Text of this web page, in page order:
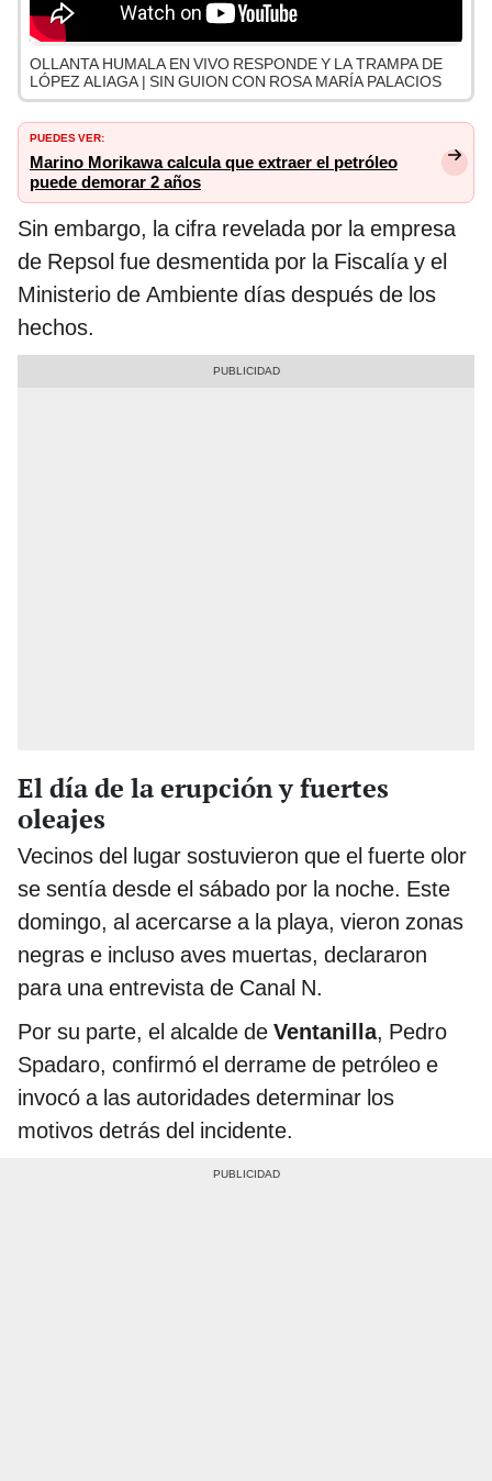
OLLANTA HUMALA EN VIVO RESPONDE Y LA TRAMPA DE
LÓPEZ ALIAGA | SIN GUION CON ROSA MARÍA PALACIOS
PUEDES VER:
Marino Morikawa calcula que extraer el petróleo
puede demorar 2 años
Sin embargo, la cifra revelada por la empresa
de Repsol fue desmentida por la Fiscalía y el
Ministerio de Ambiente días después de los
hechos.
El día de la erupción y fuertes
oleajes
Vecinos del lugar sostuvieron que el fuerte olor
se sentía desde el sábado por la noche. Este
domingo, al acercarse a la playa, vieron zonas
negras e incluso aves muertas, declararon
para una entrevista de Canal N.
Por su parte, el alcalde de Ventanilla, Pedro
Spadaro, confirmó el derrame de petróleo e
invocó a las autoridades determinar los
motivos detrás del incidente.